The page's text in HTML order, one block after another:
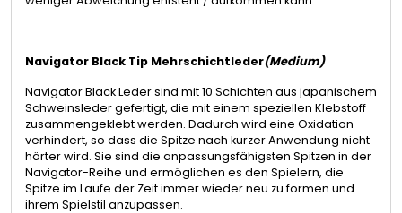
Navigator Black Tip Mehrschichtleder(Medium)
Navigator Black Leder sind mit 10 Schichten aus japanischem
Schweinsleder gefertigt, die mit einem speziellen Klebstoff
zusammengeklebt werden. Dadurch wird eine Oxidation
verhindert, so dass die Spitze nach kurzer Anwendung nicht
härter wird. Sie sind die anpassungsfähigsten Spitzen in der
Navigator-Reihe und ermöglichen es den Spielern, die
Spitze im Laufe der Zeit immer wieder neu zu formen und
ihrem Spielstil anzupassen.